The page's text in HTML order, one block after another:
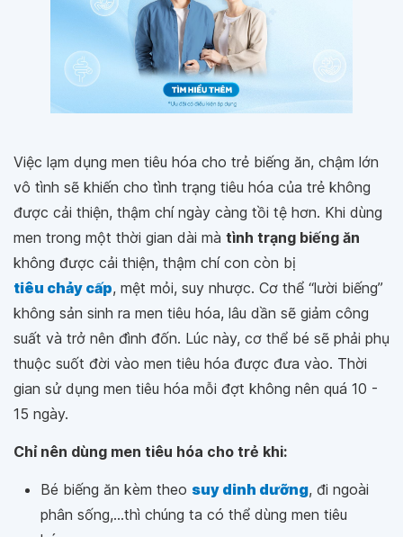
Việc lạm dụng men tiêu hóa cho trẻ biếng ăn, chậm lớn
vô tình sẽ khiến cho tình trạng tiêu hóa của trẻ không
được cải thiện, thậm chí ngày càng tồi tệ hơn. Khi dùng
men trong một thời gian dài mà tình trạng biếng ăn
không được cải thiện, thậm chí con còn bị
tiêu chảy cấp, mệt mỏi, suy nhược. Cơ thể “lười biếng”
không sản sinh ra men tiêu hóa, lâu dần sẽ giảm công
suất và trở nên đình đốn. Lúc này, cơ thể bé sẽ phải phụ
thuộc suốt đời vào men tiêu hóa được đưa vào. Thời
gian sử dụng men tiêu hóa mỗi đợt không nên quá 10 -
15 ngày.
Chỉ nên dùng men tiêu hóa cho trẻ khi:
Bé biếng ăn kèm theo suy dinh dưỡng, đi ngoài
phân sống,...thì chúng ta có thể dùng men tiêu